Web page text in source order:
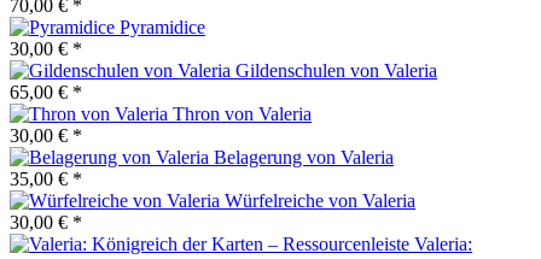
70,00 € *
Pyramidice
30,00 € *
Gildenschulen von Valeria
65,00 € *
Thron von Valeria
30,00 € *
Belagerung von Valeria
35,00 € *
Würfelreiche von Valeria
30,00 € *
Valeria: